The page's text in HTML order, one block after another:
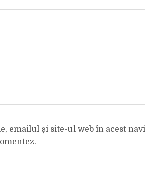
emailul și site-ul web în acest